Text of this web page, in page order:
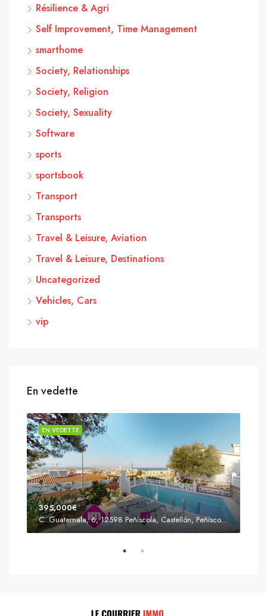
Résilience & Agri
Self Improvement, Time Management
smarthome
Society, Relationships
Society, Religion
Society, Sexuality
Software
sports
sportsbook
Transport
Transports
Travel & Leisure, Aviation
Travel & Leisure, Destinations
Uncategorized
Vehicles, Cars
vip
En vedette
EN VEDETTE
395,000€
C. Guatemala, 6, 12598 Peñíscola, Castellón, Peñíscola, Communauté valencienne